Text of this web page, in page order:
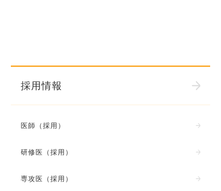
採用情報
医師（採用）
研修医（採用）
専攻医（採用）